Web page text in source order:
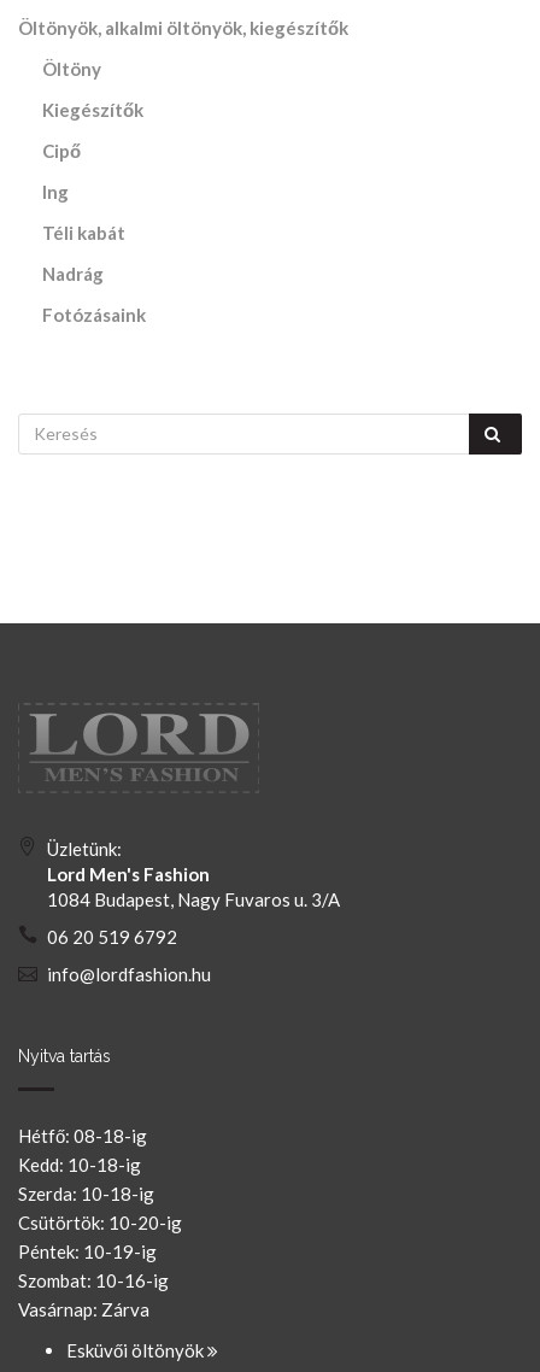
Öltönyök, alkalmi öltönyök, kiegészítők
Öltöny
Kiegészítők
Cipő
Ing
Téli kabát
Nadrág
Fotózásaink
Üzletünk:
Lord Men's Fashion
1084 Budapest, Nagy Fuvaros u. 3/A
06 20 519 6792
info@lordfashion.hu
Nyitva tartás
Hétfő: 08-18-ig
Kedd: 10-18-ig
Szerda: 10-18-ig
Csütörtök: 10-20-ig
Péntek: 10-19-ig
Szombat: 10-16-ig
Vasárnap: Zárva
Esküvői öltönyök